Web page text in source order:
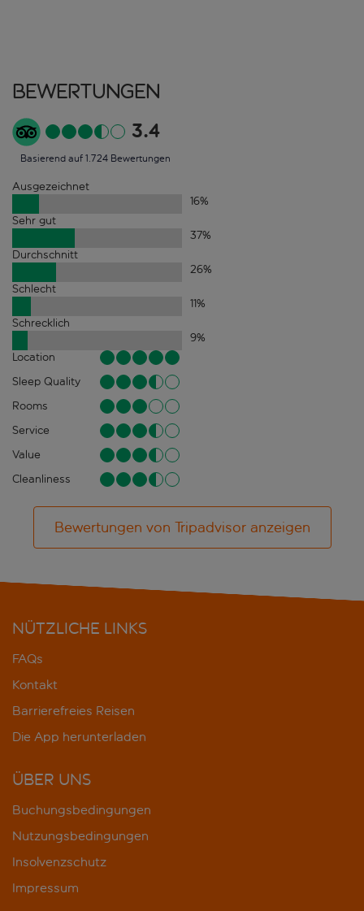
Bewertungen
3.4
Basierend auf 1.724 Bewertungen
Ausgezeichnet
16%
Sehr gut
37%
Durchschnitt
26%
Schlecht
11%
Schrecklich
9%
Location
Sleep Quality
Rooms
Service
Value
Cleanliness
Bewertungen von Tripadvisor anzeigen
NÜTZLICHE LINKS
FAQs
Kontakt
Barrierefreies Reisen
Die App herunterladen
ÜBER UNS
Buchungsbedingungen
Nutzungsbedingungen
Insolvenzschutz
Impressum